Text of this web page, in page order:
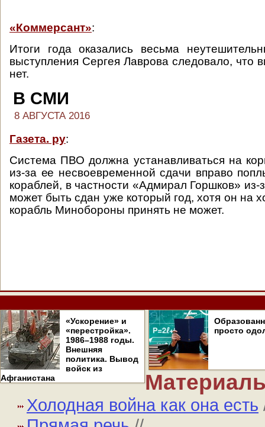
«Коммерсант»:
Итоги года оказались весьма
выступления Сергея Лаврова следовало, что
нет.
В СМИ
8 АВГУСТА 2016
Газета. ру:
Система ПВО должна устанавливаться на
из-за ее несвоевременной сдачи вправо
кораблей, в частности «Адмирал Горшков»
может быть сдан уже который год, хотя он на
корабль Минобороны принять не может.
«Ускорение» и
«перестройка».
1986–1988 годы.
Внешняя
политика. Вывод
войск из
Афганистана
просто
Холодная война как она есть